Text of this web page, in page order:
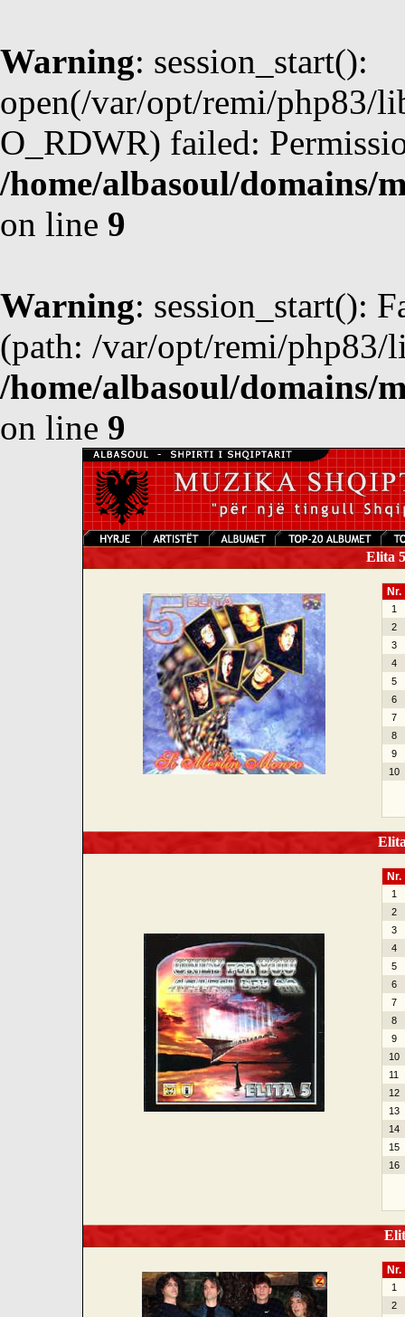
Warning: session_start():
open(/var/opt/remi/php83/
O_RDWR) failed:
/home/albasoul/domains/
on line 9
Warning: session_start():
(path: /var/opt/remi/php83/
/home/albasoul/domains/
on line 9
Elita
Nr.
1
2
3
4
5
6
7
8
9
10
Nr.
1
2
3
4
5
6
7
8
9
10
11
12
13
14
15
16
Nr.
1
2